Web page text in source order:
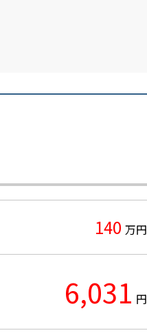
140 万円
6,031 円